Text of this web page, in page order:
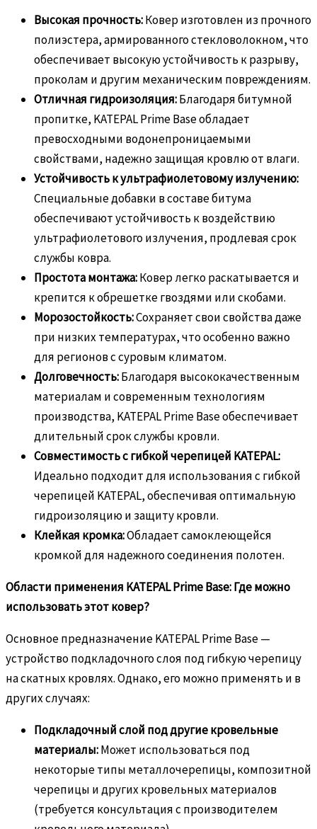
Высокая прочность:Ковер изготовлен из прочного
полиэстера, армированного стекловолокном, что
обеспечивает высокую устойчивость к разрыву,
проколам и другим механическим повреждениям.
Отличная гидроизоляция:Благодаря битумной
пропитке, KATEPAL Prime Base обладает
превосходными водонепроницаемыми
свойствами, надежно защищая кровлю от влаги.
Устойчивость к ультрафиолетовому излучению:
Специальные добавки в составе битума
обеспечивают устойчивость к воздействию
ультрафиолетового излучения, продлевая срок
службы ковра.
Простота монтажа:Ковер легко раскатывается и
крепится к обрешетке гвоздями или скобами.
Морозостойкость:Сохраняет свои свойства даже
при низких температурах, что особенно важно
для регионов с суровым климатом.
Долговечность:Благодаря высококачественным
материалам и современным технологиям
производства, KATEPAL Prime Base обеспечивает
длительный срок службы кровли.
Совместимость с гибкой черепицей KATEPAL:
Идеально подходит для использования с гибкой
черепицей KATEPAL, обеспечивая оптимальную
гидроизоляцию и защиту кровли.
Клейкая кромка:Обладает самоклеющейся
кромкой для надежного соединения полотен.
Области применения KATEPAL Prime Base: Где можно
использовать этот ковер?
Основное предназначение KATEPAL Prime Base —
устройство подкладочного слоя под гибкую черепицу
на скатных кровлях. Однако, его можно применять и в
других случаях:
Подкладочный слой под другие кровельные
материалы:Может использоваться под
некоторые типы металлочерепицы, композитной
черепицы и других кровельных материалов
(требуется консультация с производителем